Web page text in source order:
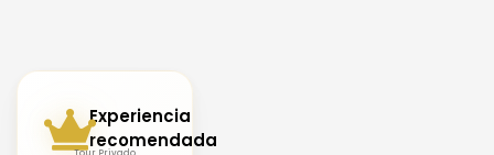
Experiencia
recomendada